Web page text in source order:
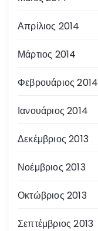
Απρίλιος 2014
Μάρτιος 2014
Φεβρουάριος 2014
Ιανουάριος 2014
Δεκέμβριος 2013
Νοέμβριος 2013
Οκτώβριος 2013
Σεπτέμβριος 2013